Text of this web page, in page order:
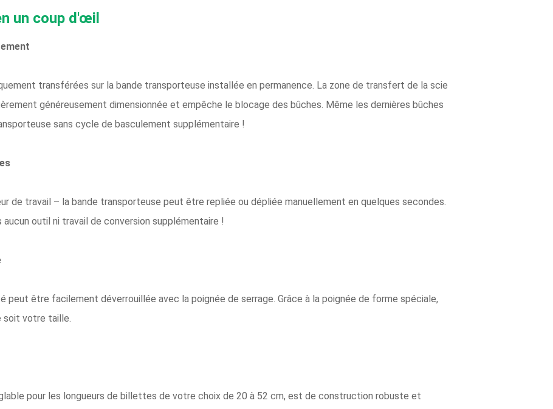
un coup d'œil
transférées sur la bande transporteuse installée en permanence. La zone de transfert de la scie
généreusement dimensionnée et empêche le blocage des bûches. Même les dernières bûches
sans cycle de basculement supplémentaire !
de travail – la bande transporteuse peut être repliée ou dépliée manuellement en quelques secondes.
outil ni travail de conversion supplémentaire !
peut être facilement déverrouillée avec la poignée de serrage. Grâce à la poignée de forme spéciale,
soit votre taille.
pour les longueurs de billettes de votre choix de 20 à 52 cm, est de construction robuste et